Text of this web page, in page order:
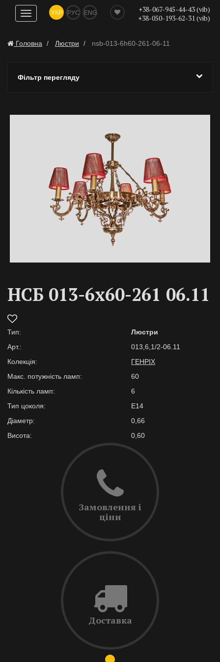
Показати
навігацію
УКР РУС ENG
+38-067-945-44-43 (vib)
+38-050-193-62-31 (vib)
Головна Люстри nsb-013-6h60-261-06-11
Фільтр перегляду
НСБ 013-6х60-261 06.11
Тип:
Люстри
Арт.:
013,6,1/2-06.11
Колекція:
ГЕНРІХ
Макс. потужність ламп:
60
Кількість ламп:
6
Тип цоколя:
E14
Діаметр:
0,66
Висота:
0,60
Замовлення і
ціни
Доставка